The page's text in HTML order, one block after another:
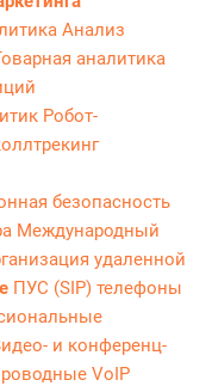
Анализ
аналитика
Робот-
безопасность
Международный
удаленной
ПУС (SIP) телефоны
и конференц-
VoIP